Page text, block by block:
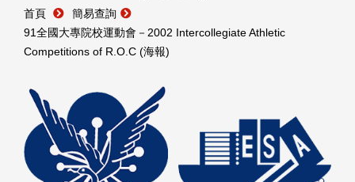
管理者登入
首頁
簡易查詢
91全國大專院校運動會－2002 Intercollegiate Athletic
Competitions of R.O.C (海報)